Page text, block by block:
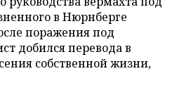
в Нюрнберге
поражения под
добился перевода в
собственной жизни,